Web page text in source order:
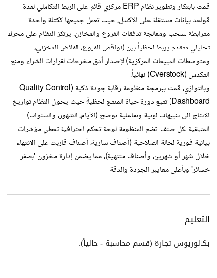
قمت بابتكار وتطوير نظام ERP مركزي قائم على الربط التكاملي لعدة
قواعد بيانات مستقلة على الإكسل، حيث تعمل جميعها ككتلة واحدة
مترابطة لسحب ومعالجة تدفقات الفروع والمخازن. يرتكز النظام على محرك
تحليلي متقدم يربط لحظياً بين (نواقص الفروع، الفائض المخزني،
ومتوسطات المبيعات المركزية) لإصدار أدق مخرجات لقرارات الشراء ومنع
التكدس (Overstock) نهائياً.
​وبالتوازي، قمت ببرمجة منظومة رقابة جودة ذكية (Quality Control
Dashboard) تتبع دورة حياة المنتج لحظياً؛ حيث يحول النظام تواريخ
الإنتاج إلى تنبيهات لونية وتفاعلية توضح (الأيام، الشهور، والسنوات)
المتبقية لكل صنف. تضم المنظومة لوحة تحكم احترافية تعطي مؤشرات
بيانية فورية لحالة الصلاحية (أصناف سارية، أصناف قاربت على الانتهاء
خلال شهر أو شهرين، وأصناف منتهية)، مما يضمن إدارة مخزون 'بصفر
خسائر' وبأعلى معايير الجودة والدقة
التعليم
بكالوريوس تجارة (قسم محاسبة - حالياً).